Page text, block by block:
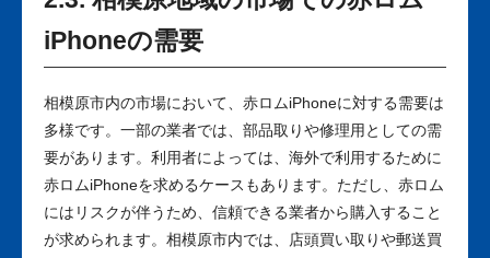
iPhoneの需要
相模原市内の市場において、赤ロムiPhoneに対する需要は
多様です。一部の業者では、部品取りや修理用としての需
要があります。利用者によっては、海外で利用するために
赤ロムiPhoneを求めるケースもあります。ただし、赤ロム
にはリスクが伴うため、信頼できる業者から購入すること
が求められます。相模原市内では、店頭買い取りや郵送買